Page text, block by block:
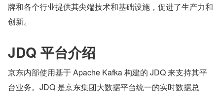
牌和各个行业提供其尖端技术和基础设施，促进了生产力和
创新。
JDQ 平台介绍
京东内部使用基于 Apache Kafka 构建的 JDQ 来支持其平
台业务。JDQ 是京东集团大数据平台统一的实时数据总